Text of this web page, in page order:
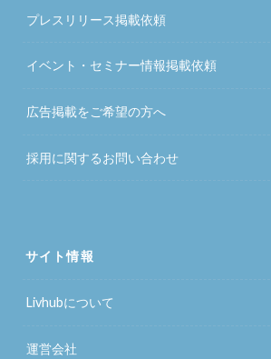
プレスリリース掲載依頼
イベント・セミナー情報掲載依頼
広告掲載をご希望の方へ
採用に関するお問い合わせ
サイト情報
Livhubについて
運営会社